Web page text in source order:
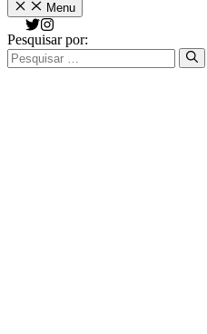
Menu
Pesquisar por: